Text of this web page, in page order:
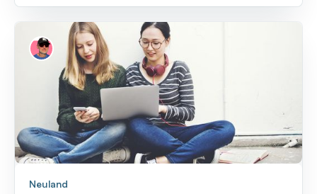
Onlinespiel weiterzuspielen, damit ihre Onlinewelt
sich wie...
Neuland